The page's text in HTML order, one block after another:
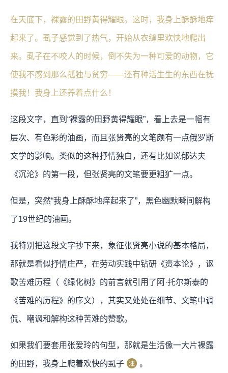
在天底下，裸露的田野黄得耀眼。这时，我身上酥酥地痒
起来了。虱子感觉到了热气，开始从衣缝里欢快地爬出
来。虱子在不咬人的时候，倒不失为一种可爱的动物，它
使我不感到那么孤独与贫穷——还有种活生生的东西在抚
摸我！我身上还养着点什么！
这段文字，直到“裸露的田野黄得耀眼”，看上去是一幅有
层次、有色彩的油画，而且张贤亮的文笔颇有一点俄罗斯
文学的影响。类似的这种抒情独白，还有比如说郁达夫
《沉沦》的第一段，但张贤亮的文笔要更粗犷一点。
但是，突然“我身上酥酥地痒起来了”，黑色幽默瞬间解构
了19世纪的油画。
我特别把这段文字抄下来，象征张贤亮小说的基本格局，
那就是看似抒情庄严，在劳动实践中钻研《资本论》，讴
歌苦难历程（《绿化树》的前言就引用了阿·托尔斯泰的
《苦难的历程》的序文），其实又处处在细节、文笔中调
侃、嘲讽和解构这种苦难的赞歌。
如果我们要套用张爱玲的句型，那就是生活像一大片裸露
的田野，我身上爬着欢快的虱子 。